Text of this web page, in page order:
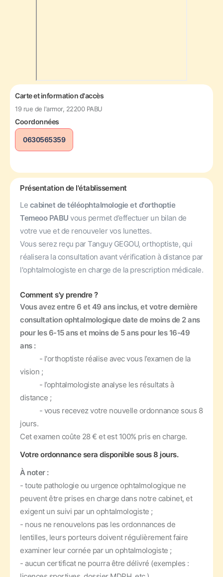
Carte et information d'accès
19 rue de l'armor, 22200 PABU
Coordonnées
0630565359
Présentation de l'établissement
Le cabinet de téléophtalmologie et d'orthoptie
Temeoo PABU vous permet d’effectuer un bilan de
votre vue et de renouveler vos lunettes.
Vous serez reçu par Tanguy GEGOU, orthoptiste, qui
réalisera la consultation avant vérification à distance par
l'ophtalmologiste en charge de la prescription médicale.
Comment s'y prendre ?
Vous avez entre 6 et 49 ans inclus, et votre dernière
consultation ophtalmologique date de moins de 2 ans
pour les 6-15 ans et moins de 5 ans pour les 16-49
ans :
- l'orthoptiste réalise avec vous l’examen de la
vision ;
- l’ophtalmologiste analyse les résultats à
distance ;
- vous recevez votre nouvelle ordonnance sous 8
jours.
Cet examen coûte 28 € et est 100% pris en charge.
Votre ordonnance sera disponible sous 8 jours.
À noter :
- toute pathologie ou urgence ophtalmologique ne
peuvent être prises en charge dans notre cabinet, et
exigent un suivi par un ophtalmologiste ;
- nous ne renouvelons pas les ordonnances de
lentilles, leurs porteurs doivent régulièrement faire
examiner leur cornée par un ophtalmologiste ;
- aucun certificat ne pourra être délivré (exemples :